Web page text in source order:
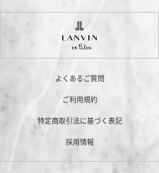
よくあるご質問
ご利用規約
特定商取引法に基づく表記
採用情報